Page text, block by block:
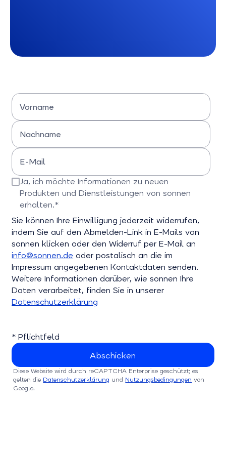
Vorname
Bitte Vornamen eingeben
Nachname
Bitte Nachname eingeben
E-Mail
Bitte E-Mail-Adresse eingeben
Ja, ich möchte Informationen zu neuen
Produkten und Dienstleistungen von sonnen
erhalten.*
Bitte bestätigen Sie dieses Feld
Sie können Ihre Einwilligung jederzeit widerrufen,
indem Sie auf den Abmelden-Link in E-Mails von
sonnen klicken oder den Widerruf per E-Mail an
info@sonnen.de oder postalisch an die im
Impressum angegebenen Kontaktdaten senden.
Weitere Informationen darüber, wie sonnen Ihre
Daten verarbeitet, finden Sie in unserer
Datenschutzerklärung
* Pflichtfeld
Diese Website wird durch reCAPTCHA Enterprise geschützt; es
gelten die Datenschutzerklärung und Nutzungsbedingungen von
Google.